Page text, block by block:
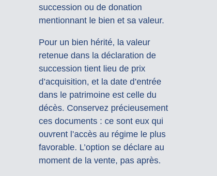
succession ou de donation
mentionnant le bien et sa valeur.
Pour un bien hérité, la valeur
retenue dans la déclaration de
succession tient lieu de prix
d’acquisition, et la date d’entrée
dans le patrimoine est celle du
décès. Conservez précieusement
ces documents : ce sont eux qui
ouvrent l’accès au régime le plus
favorable. L’option se déclare au
moment de la vente, pas après.